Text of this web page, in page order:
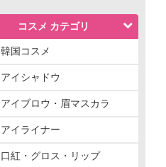
コスメ カテゴリ
韓国コスメ
アイシャドウ
アイブロウ・眉マスカラ
アイライナー
口紅・グロス・リップ